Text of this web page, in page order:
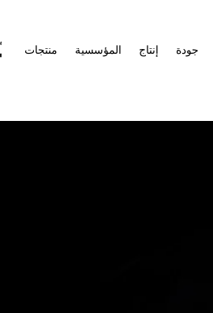
منتجات المؤسسية إنتاج جودة